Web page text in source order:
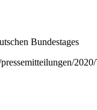
Bundestages